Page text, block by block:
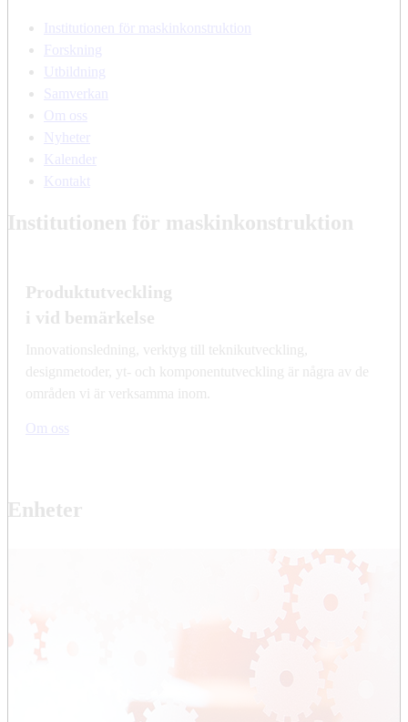
Institutionen för maskinkonstruktion
Forskning
Utbildning
Samverkan
Om oss
Nyheter
Kalender
Kontakt
Institutionen för maskinkonstruktion
Produktutveckling
i vid bemärkelse
Innovationsledning, verktyg till teknikutveckling,
designmetoder, yt- och komponentutveckling är några av de
områden vi är verksamma inom.
Om oss
Enheter